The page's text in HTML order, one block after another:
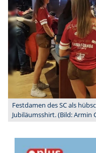
Festdamen des SC als
Jubiläumsshirt. (Bild: Armin